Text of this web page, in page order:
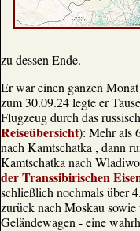
zu dessen Ende.
Er war einen ganzen
zum 30.09.24 legte er
Flugzeug durch das
Reiseübersicht): Mehr als
nach Kamtschatka , dann
Kamtschatka nach
der Transsibirischen
schließlich nochmals über
zurück nach Moskau
Geländewagen - eine